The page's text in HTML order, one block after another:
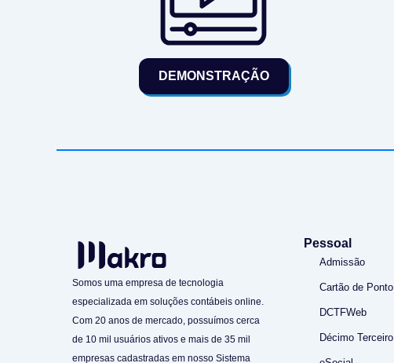
DEMONSTRAÇÃO
Somos uma empresa de tecnologia
especializada em soluções contábeis online.
Com 20 anos de mercado, possuímos cerca
de 10 mil usuários ativos e mais de 35 mil
empresas cadastradas em nosso Sistema
Pessoal
Admissão
Cartão de Ponto
DCTFWeb
Décimo Terceiro